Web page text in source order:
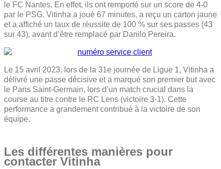
le FC Nantes. En effet, ils ont remporté sur un score de 4-0
par le PSG. Vitinha a joué 67 minutes, a reçu un carton jaune
et a affiché un taux de réussite de 100 % sur ses passes (43
sur 43), avant d’être remplacé par Danilo Pereira.
Le 15 avril 2023, lors de la 31e journée de Ligue 1, Vitinha a
délivré une passe décisive et a marqué son premier but avec
le Paris Saint-Germain, lors d’un match crucial dans la
course au titre contre le RC Lens (victoire 3-1). Cette
performance a grandement contribué à la victoire de son
équipe.
Les différentes manières pour
contacter Vitinha